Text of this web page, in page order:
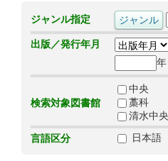
ジャンル指定
出版／発行年月
年
検索対象図書館
中央
藁科
清水中央
言語区分
日本語